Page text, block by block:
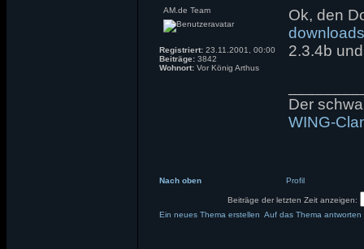
AM.de Team
Registriert: 23.11.2001, 00:00
Beiträge: 3842
Wohnort: Vor König Arthus
Ok, den
2.3.4b
Der
WING-
Nach oben Profil
Beiträge der letzten Zeit anzeigen:
Ein neues Thema erstellen Auf das Thema antworten